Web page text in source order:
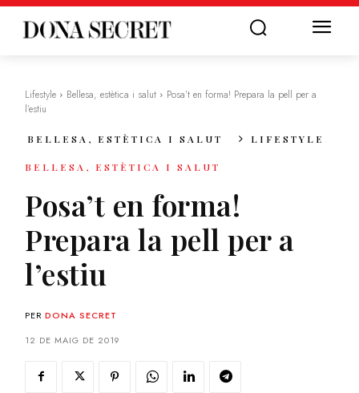
Lifestyle Bellesa, estètica i salut
Posa’t en forma! Prepara la pell per a
l’estiu
BELLESA, ESTÈTICA I SALUT LIFESTYLE
BELLESA, ESTÈTICA I SALUT
Posa’t en forma!
Prepara la pell per a
l’estiu
PER DONA SECRET
12 DE MAIG DE 2019